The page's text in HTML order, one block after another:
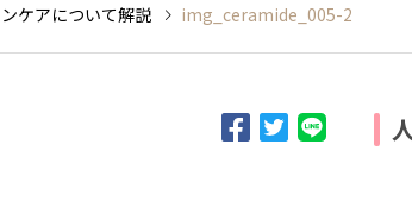
ケアについて解説 img_ceramide_005-2